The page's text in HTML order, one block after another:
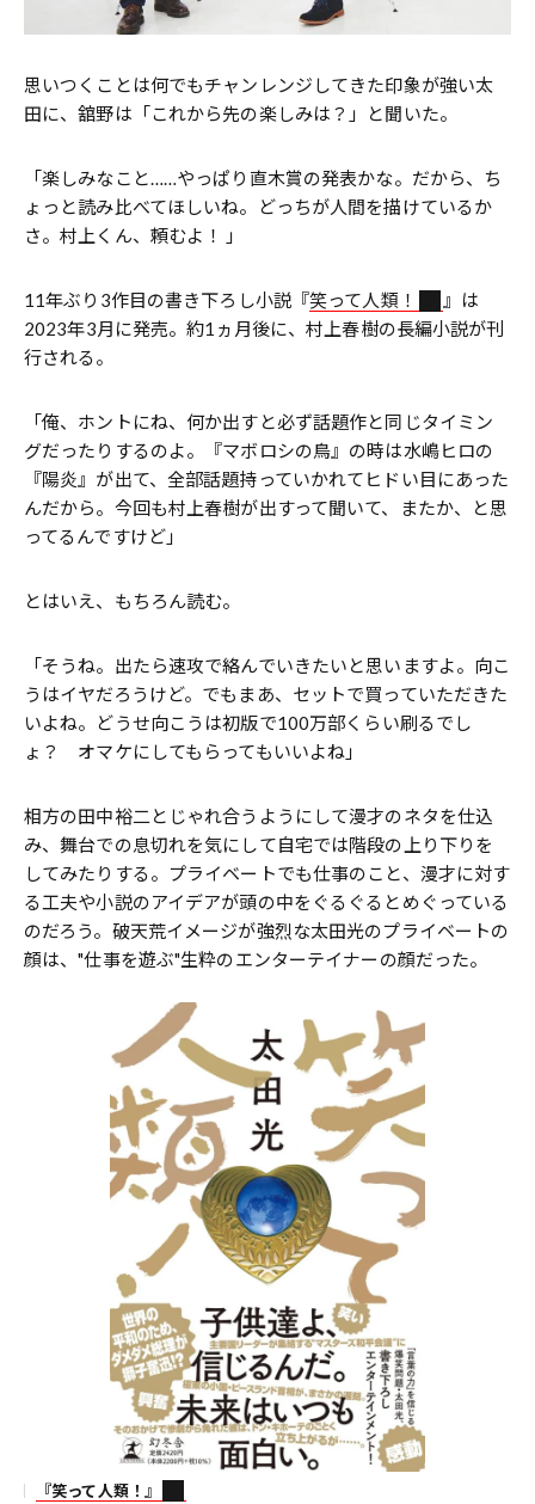
思いつくことは何でもチャンレンジしてきた印象が強い太
田に、舘野は「これから先の楽しみは？」と聞いた。
「楽しみなこと……やっぱり直木賞の発表かな。だから、ち
ょっと読み比べてほしいね。どっちが人間を描けているか
さ。村上くん、頼むよ！ 」
11年ぶり3作目の書き下ろし小説『笑って人類！
』は
2023年3月に発売。約1ヵ月後に、村上春樹の長編小説が刊
行される。
「俺、ホントにね、何か出すと必ず話題作と同じタイミン
グだったりするのよ。『マボロシの鳥』の時は水嶋ヒロの
『陽炎』が出て、全部話題持っていかれてヒドい目にあった
んだから。今回も村上春樹が出すって聞いて、またか、と思
ってるんですけど」
とはいえ、もちろん読む。
「そうね。出たら速攻で絡んでいきたいと思いますよ。向こ
うはイヤだろうけど。でもまあ、セットで買っていただきた
いよね。どうせ向こうは初版で100万部くらい刷るでし
ょ？ オマケにしてもらってもいいよね」
相方の田中裕二とじゃれ合うようにして漫才のネタを仕込
み、舞台での息切れを気にして自宅では階段の上り下りを
してみたりする。プライベートでも仕事のこと、漫才に対す
る工夫や小説のアイデアが頭の中をぐるぐるとめぐっている
のだろう。破天荒イメージが強烈な太田光のプライベートの
顔は、"仕事を遊ぶ"生粋のエンターテイナーの顔だった。
『笑って人類！』